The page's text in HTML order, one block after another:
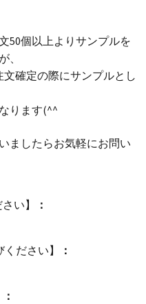
50個以上よりサンプルを
、
確定の際にサンプルとし
ります(^^ゞ
ましたらお気軽にお問い
い】
ださい】